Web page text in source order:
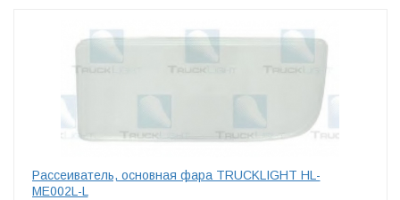
Рассеиватель, основная фара TRUCKLIGHT HL-
ME002L-L